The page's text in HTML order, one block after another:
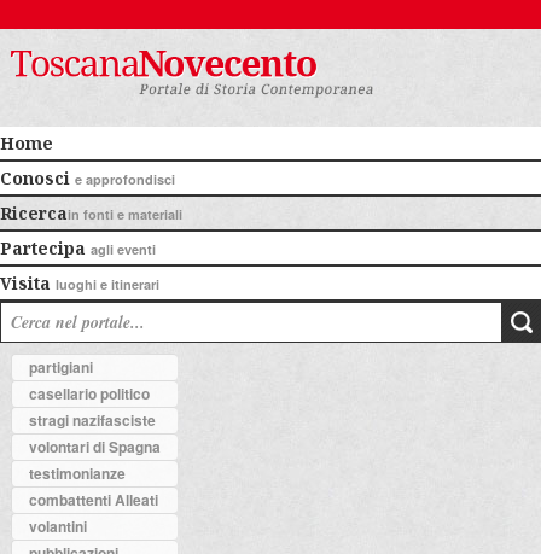
Home
Conosci e approfondisci
Ricercain fonti e materiali
Partecipa agli eventi
Visita luoghi e itinerari
partigiani
casellario politico
stragi nazifasciste
volontari di Spagna
testimonianze
combattenti Alleati
volantini